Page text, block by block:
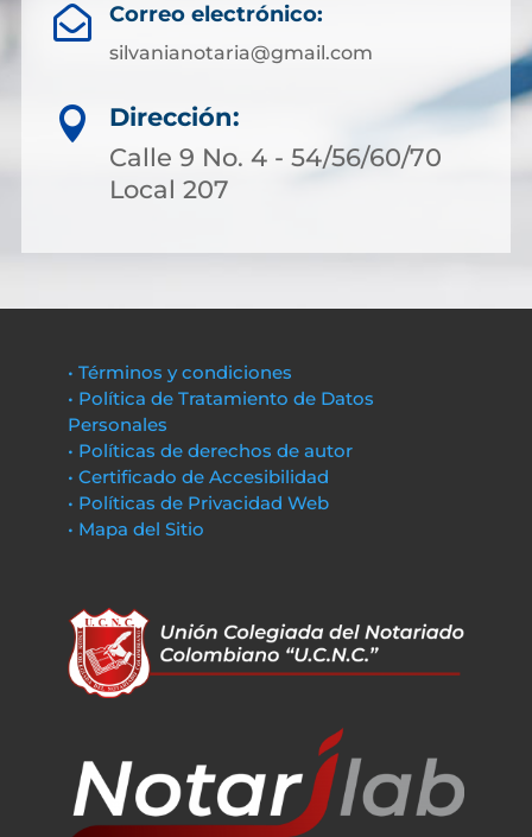
 Correo electrónico:
silvanianotaria@gmail.com

Dirección:
Calle 9 No. 4 - 54/56/60/70
Local 207
• Términos y condiciones
• Política de Tratamiento de Datos
Personales
• Políticas de derechos de autor
• Certificado de Accesibilidad
• Políticas de Privacidad Web
• Mapa del Sitio